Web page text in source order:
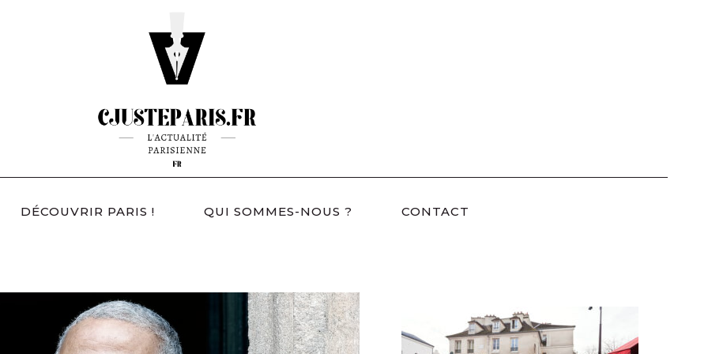
DÉCOUVRIR PARIS ! QUI SOMMES-NOUS ? CONTACT